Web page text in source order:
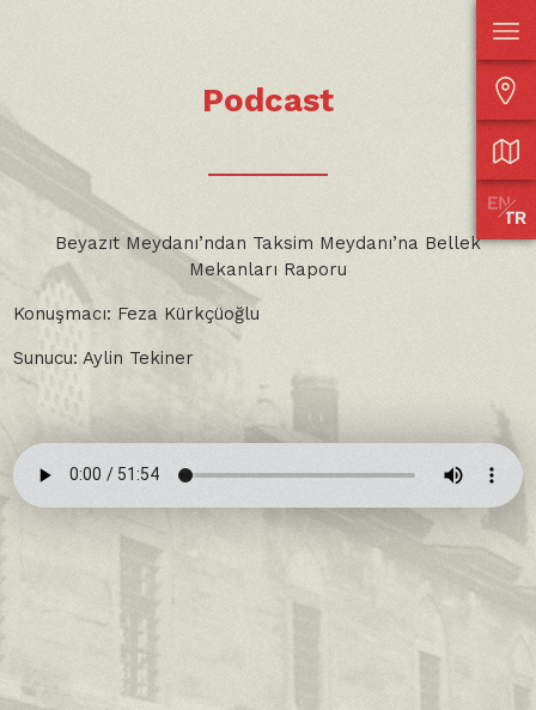
Podcast
Beyazıt Meydanı’ndan Taksim Meydanı’na Bellek
Mekanları Raporu
Konuşmacı: Feza Kürkçüoğlu
Sunucu: Aylin Tekiner